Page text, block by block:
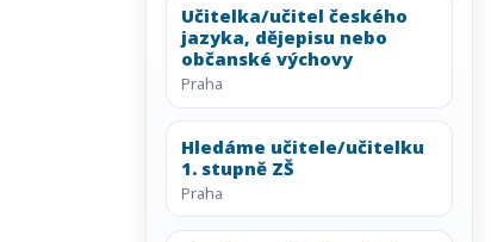
Učitelka/učitel českého
jazyka, dějepisu nebo
občanské výchovy
Praha
Hledáme učitele/učitelku
1. stupně ZŠ
Praha